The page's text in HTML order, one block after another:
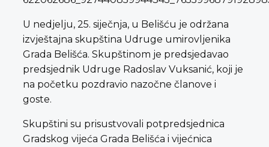
U nedjelju, 25. siječnja, u Belišću je održana
izvještajna skupština Udruge umirovljenika
Grada Belišća. Skupštinom je predsjedavao
predsjednik Udruge Radoslav Vuksanić, koji je
na početku pozdravio nazočne članove i
goste.
Skupštini su prisustvovali potpredsjednica
Gradskog vijeća Grada Belišća i vijećnica